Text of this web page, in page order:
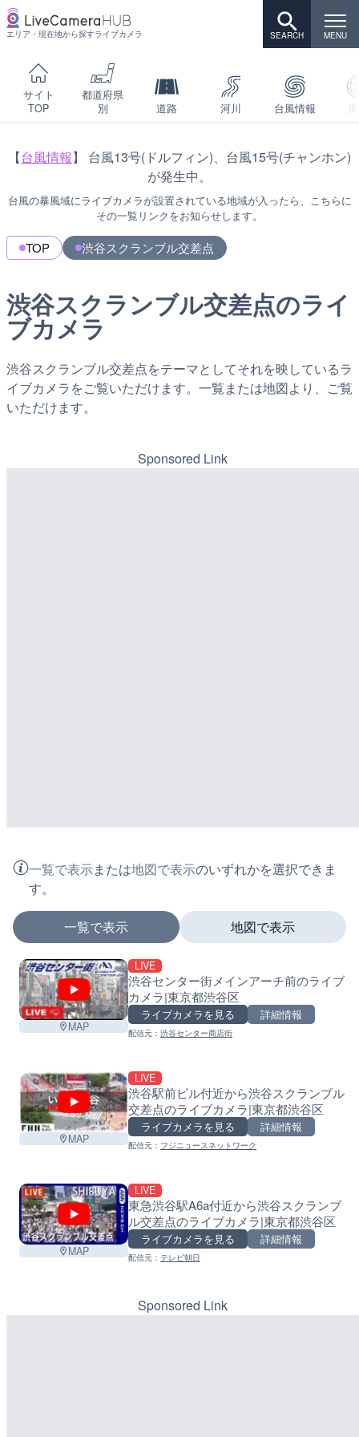
エリア・現在地から探すライブカメラ
サイト
TOP
都道府県
別
道路 河川 台風情報
【台風情報】 台風13号(ドルフィン)、台風15号(チャンホン)
が発生中。
台風の暴風域にライブカメラが設置されている地域が入ったら、こちらに
その一覧リンクをお知らせします。
TOP 渋谷スクランブル交差点
渋谷スクランブル交差点のライ
ブカメラ
渋谷スクランブル交差点をテーマとしてそれを映しているラ
イブカメラをご覧いただけます。一覧または地図より、ご覧
いただけます。
Sponsored Link
一覧で表示または地図で表示のいずれかを選択できま
す。
一覧で表示
MAP
LIVE
渋谷センター街メインアーチ前のライブ
カメラ|東京都渋谷区
ライブカメラを見る 詳細情報
配信元： 渋谷センター商店街
MAP
LIVE
渋谷駅前ビル付近から渋谷スクランブル
交差点のライブカメラ|東京都渋谷区
ライブカメラを見る 詳細情報
配信元： フジニュースネットワーク
MAP
LIVE
東急渋谷駅A6a付近から渋谷スクランブ
ル交差点のライブカメラ|東京都渋谷区
ライブカメラを見る 詳細情報
配信元： テレビ朝日
地図で表示
+
−
マーカーをタップするとライブカメラの詳細が表示
Sponsored Link